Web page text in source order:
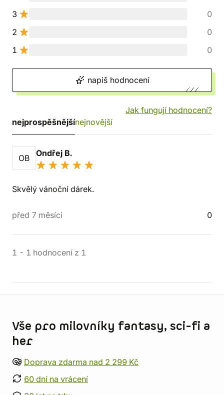
3
0
2
0
1
0
napiš hodnocení
Jak fungují hodnocení?
nejprospěšnějšínejnovější
OB Ondřej B.
Skvělý vánoční dárek.
před 7 měsíci 0
1 - 1 hodnocení z 1
Vše pro milovníky fantasy, sci-fi a
her
Doprava zdarma nad 2 299 Kč
60 dní na vrácení